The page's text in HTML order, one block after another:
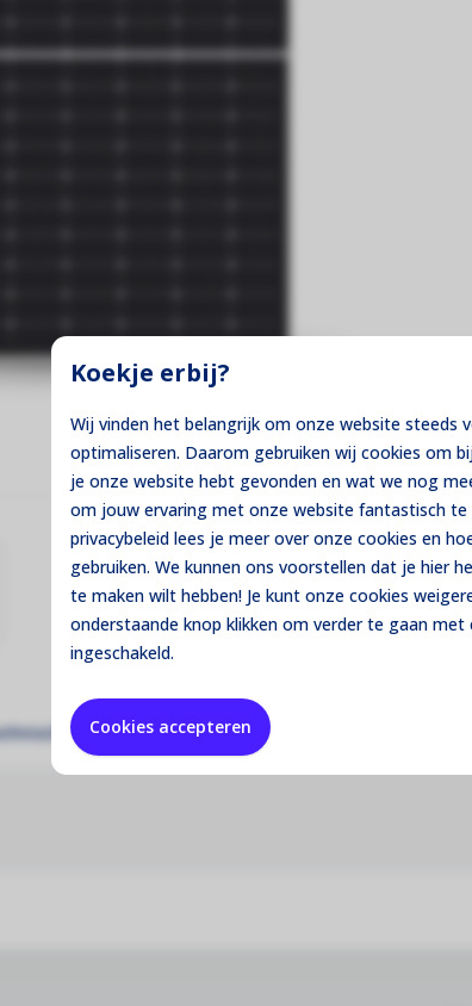
Koekje erbij?
Wij vinden het belangrijk om onze website steeds
optimaliseren. Daarom gebruiken wij cookies om
je onze website hebt gevonden en wat we nog
om jouw ervaring met onze website fantastisch te
privacybeleid lees je meer over onze cookies en
gebruiken. We kunnen ons voorstellen dat je hier
te maken wilt hebben! Je kunt onze cookies
onderstaande knop klikken om verder te gaan met
ingeschakeld.
Cookies accepteren
je eigen stroom!
specificaties